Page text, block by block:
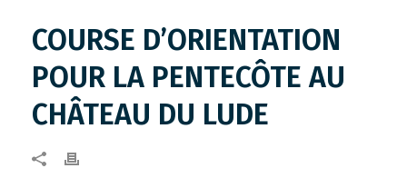
COURSE D’ORIENTATION
POUR LA PENTECÔTE AU
CHÂTEAU DU LUDE